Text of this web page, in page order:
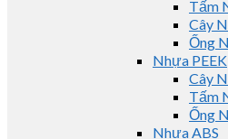
Tấm
Cây
Ống
Nhựa PEEK
Cây
Tấm
Ống
Nhựa ABS